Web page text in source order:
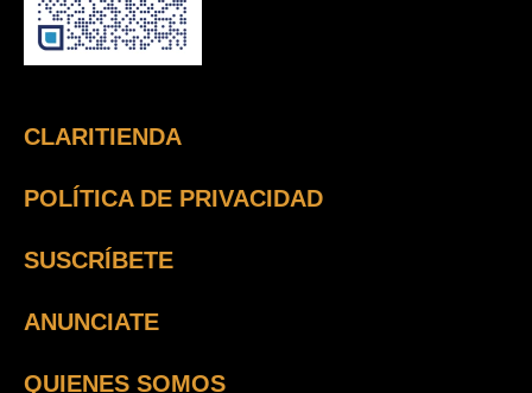
CLARITIENDA
POLÍTICA DE PRIVACIDAD
SUSCRÍBETE
ANUNCIATE
QUIENES SOMOS